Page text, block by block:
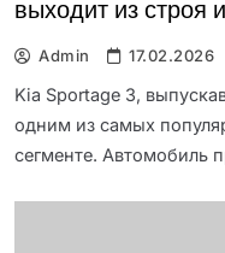
выходит из строя
Admin 17.02.2026
Kia Sportage 3,
одним из самых
сегменте. Автомобиль